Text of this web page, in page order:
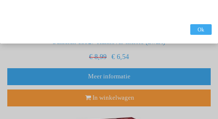
Ok
€ 8,99 € 6,54
Meer informatie
In winkelwagen